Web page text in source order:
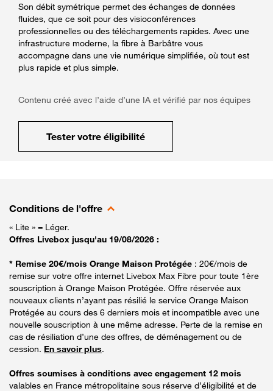
Son débit symétrique permet des échanges de données
fluides, que ce soit pour des visioconférences
professionnelles ou des téléchargements rapides. Avec une
infrastructure moderne, la fibre à Barbâtre vous
accompagne dans une vie numérique simplifiée, où tout est
plus rapide et plus simple.
Contenu créé avec l’aide d’une IA et vérifié par nos équipes
Tester votre éligibilité
Conditions de l'offre
« Lite » = Léger.
Offres Livebox jusqu'au 19/08/2026 :
* Remise 20€/mois Orange Maison Protégée : 20€/mois de
remise sur votre offre internet Livebox Max Fibre pour toute 1ère
souscription à Orange Maison Protégée. Offre réservée aux
nouveaux clients n’ayant pas résilié le service Orange Maison
Protégée au cours des 6 derniers mois et incompatible avec une
nouvelle souscription à une même adresse. Perte de la remise en
cas de résiliation d’une des offres, de déménagement ou de
cession. En savoir plus.
Offres soumises à conditions avec engagement 12 mois
valables en France métropolitaine sous réserve d’éligibilité et de